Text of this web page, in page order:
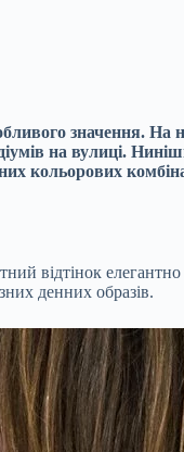
значення.
на вулиці.
кольорових
відтінок
денних образів.